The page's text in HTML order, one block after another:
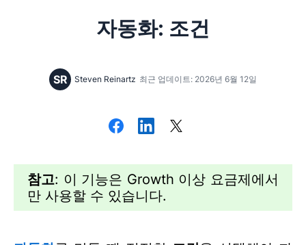
자동화: 조건
SR Steven Reinartz 최근 업데이트: 2026년 6월 12일
참고: 이 기능은 Growth 이상 요금제에서
만 사용할 수 있습니다.